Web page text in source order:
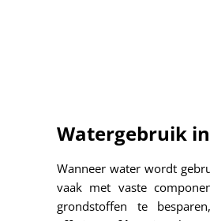
Watergebruik
Wanneer water wordt
vaak met vaste
grondstoffen te